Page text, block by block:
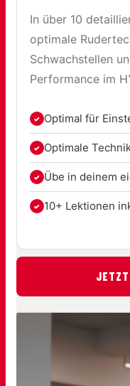
In über 10
optimale
Schwachstellen
Performance im
Optimal für
Optimale
Übe in deinem
10+ Lektionen